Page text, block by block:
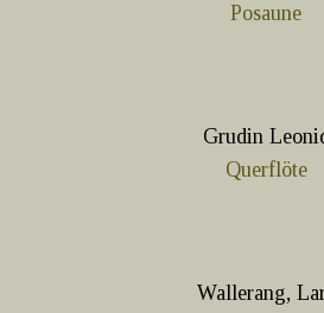
Posaune
Grudin
Querflöte
Wallerang,